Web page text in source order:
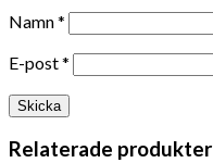
Namn*
E-post*
Relaterade produkter